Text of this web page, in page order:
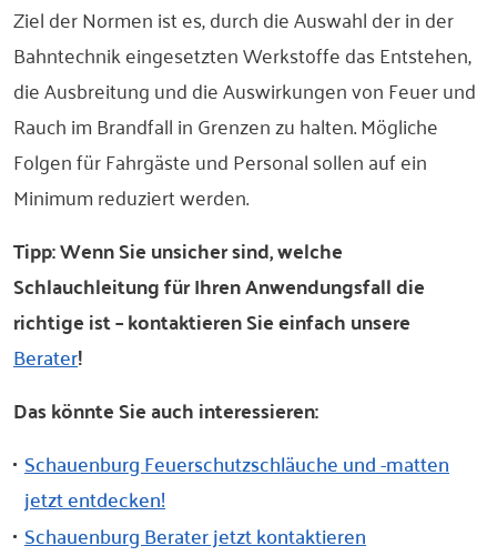
Ziel der Normen ist es, durch die Auswahl der in der
Bahntechnik eingesetzten Werkstoffe das Entstehen,
die Ausbreitung und die Auswirkungen von Feuer und
Rauch im Brandfall in Grenzen zu halten. Mögliche
Folgen für Fahrgäste und Personal sollen auf ein
Minimum reduziert werden.
Tipp: Wenn Sie unsicher sind, welche
Schlauchleitung für Ihren Anwendungsfall die
richtige ist – kontaktieren Sie einfach unsere
Berater!
Das könnte Sie auch interessieren:
Schauenburg Feuerschutzschläuche und -matten
jetzt entdecken!
Schauenburg Berater jetzt kontaktieren